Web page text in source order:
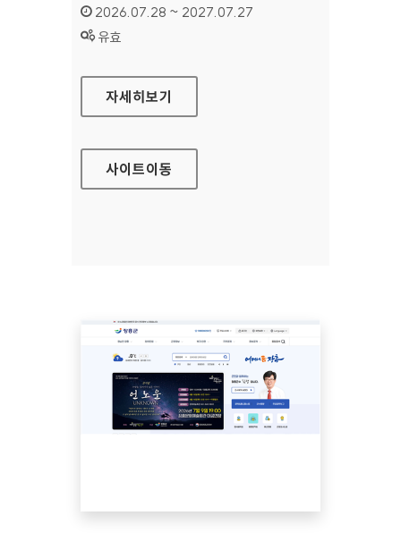
인증기간 :
2026.07.28 ~ 2027.07.27
상태 :
유효
보성군청
자세히보기
사이트이동